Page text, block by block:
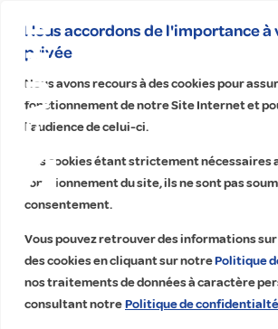
Nous accordons de l'importance à
privée
Nous avons recours à des cookies pour
fonctionnement de notre Site Internet et
l’audience de celui-ci.
Ces cookies étant strictement nécessaires
fonctionnement du site, ils ne sont pas
consentement.
Vous pouvez retrouver des informations
des cookies en cliquant sur notrePolitique
nos traitements de données à caractère
consultant notrePolitique de confidentialté
Fauché
Saint-
Germain-
Fauché Technologies
Germain-en-Laye